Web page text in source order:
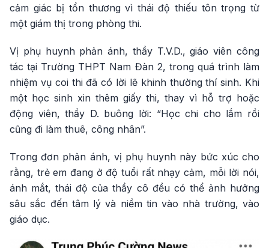
cảm giác bị tổn thương vì thái độ thiếu tôn trọng từ
một giám thị trong phòng thi.
Vị phụ huynh phản ánh, thầy T.V.D., giáo viên công
tác tại Trường THPT Nam Đàn 2, trong quá trình làm
nhiệm vụ coi thi đã có lời lẽ khinh thường thí sinh. Khi
một học sinh xin thêm giấy thi, thay vì hỗ trợ hoặc
động viên, thầy D. buông lời: “Học chi cho lắm rồi
cũng đi làm thuê, công nhân”.
Trong đơn phản ánh, vị phụ huynh này bức xúc cho
rằng, trẻ em đang ở độ tuổi rất nhạy cảm, mỗi lời nói,
ánh mắt, thái độ của thầy cô đều có thể ảnh hưởng
sâu sắc đến tâm lý và niềm tin vào nhà trường, vào
giáo dục.